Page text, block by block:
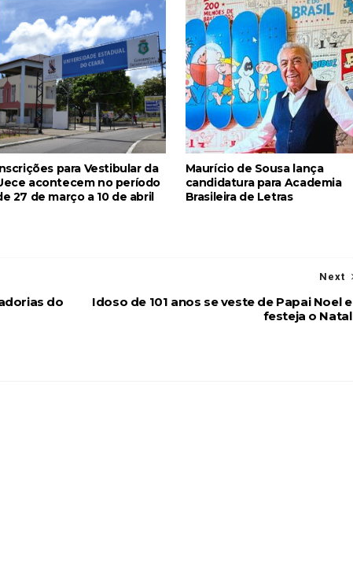
para Vestibular da
acontecem no período
27 de março a 10 de abril
Maurício de Sousa lança
candidatura para Academia
Brasileira de Letras
Next
Idoso de 101 anos se veste de Papai Noel e
festeja o Natal
do